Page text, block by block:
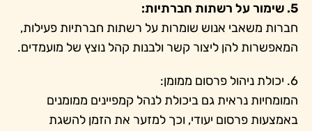
5. שימור על רשתות חברתיות:
חברות משאבי אנוש שומרות על רשתות חברתיות פעילות,
המאפשרות להן ליצור קשר ולבנות קהל נוצץ של מועמדים.
6. יכולת ניהול פרסום ממומן:
המומחיות נראית גם ביכולת לנהל קמפיינים ממומנים
באמצעות פרסום יעודי, וכך למזער את הזמן להשגת